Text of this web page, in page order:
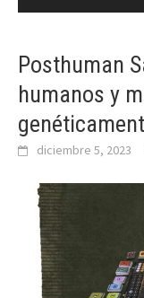
Posthuman
humanos y
diciembre 5, 2023